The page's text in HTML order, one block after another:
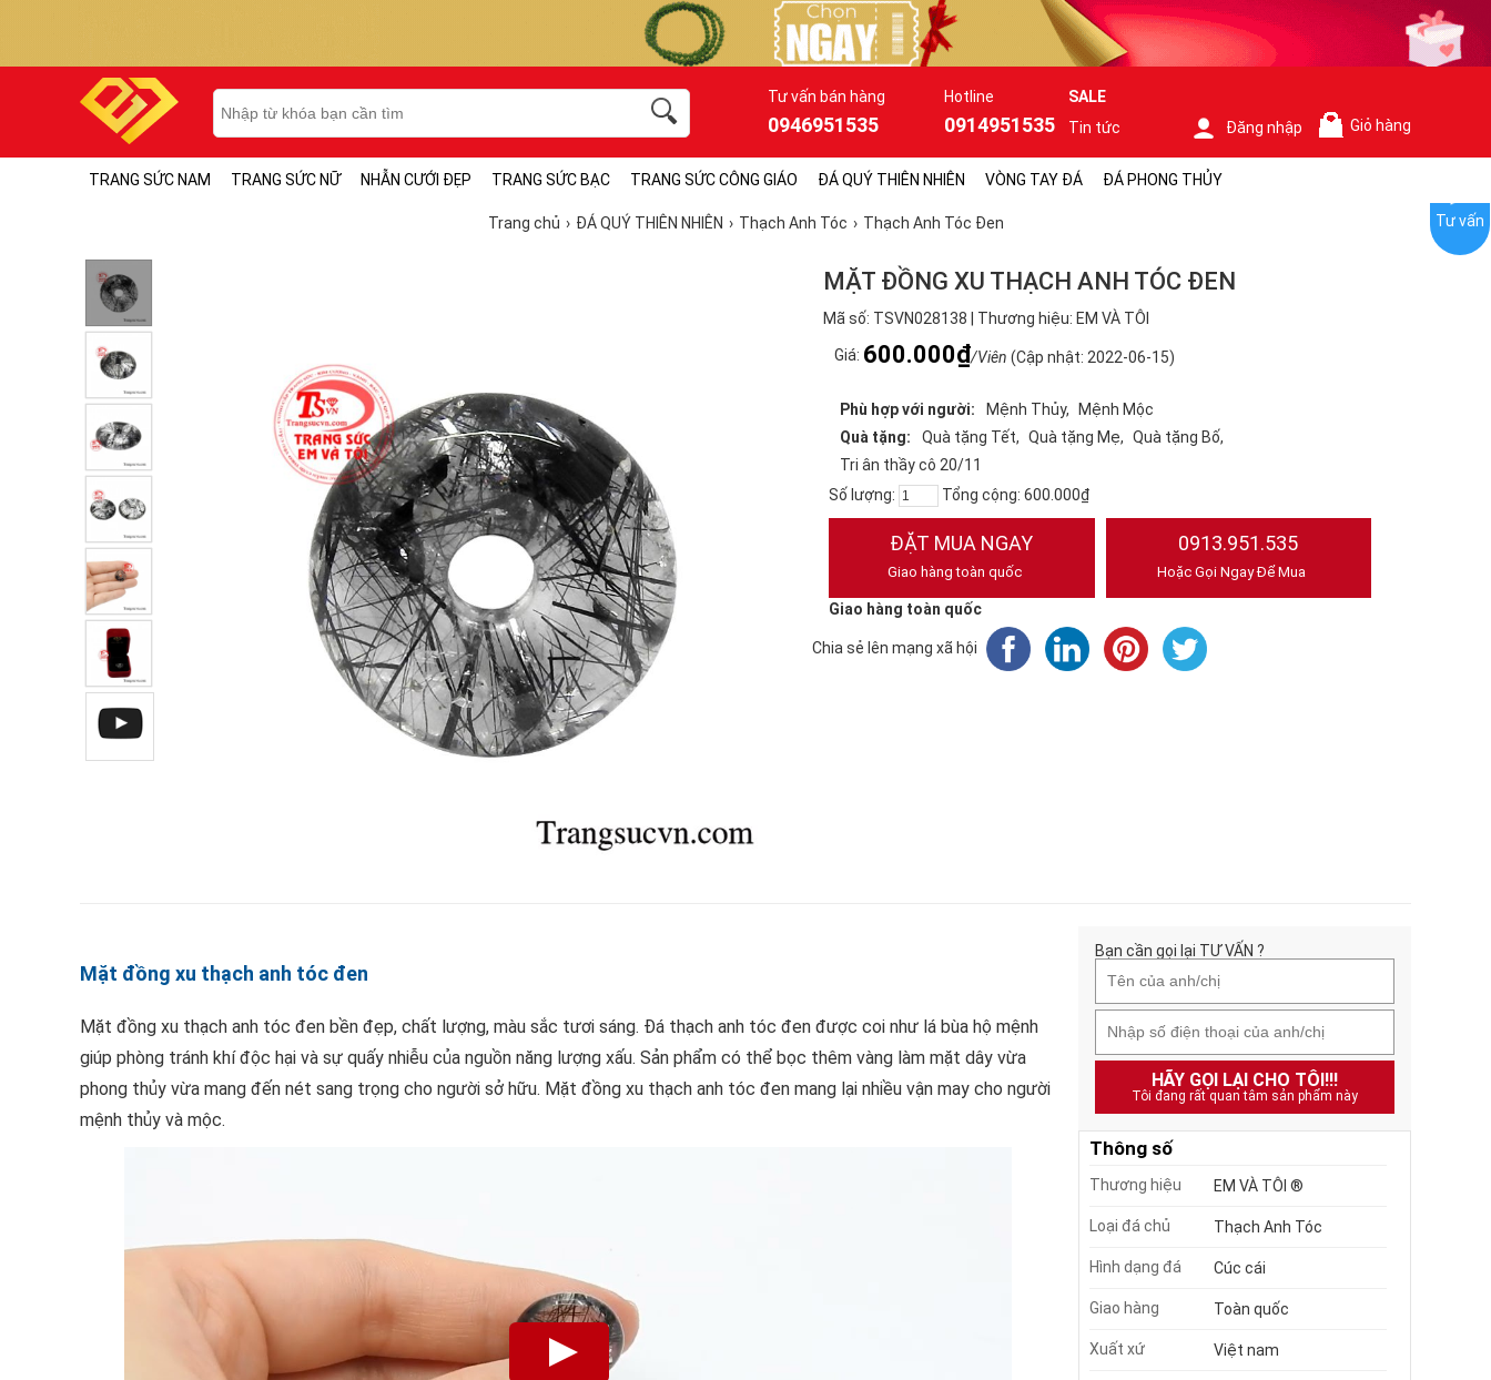
Tư vấn bán hàng
0946951535
Hotline
0914951535
SALE
Tin tức
Đăng nhập Giỏ hàng
TRANG SỨC NAM TRANG SỨC NỮ NHẪN CƯỚI ĐẸP TRANG SỨC BẠC TRANG SỨC CÔNG GIÁO ĐÁ QUÝ THIÊN NHIÊN VÒNG TAY ĐÁ ĐÁ PHONG THỦY
Trang chủ ĐÁ QUÝ THIÊN NHIÊN Thạch Anh Tóc Thạch Anh Tóc Đen
MẶT ĐỒNG XU THẠCH ANH TÓC ĐEN
Mã số: TSVN028138 | Thương hiệu: EM VÀ TÔI
Giá: 600.000₫/Viên (Cập nhật: 2022-06-15)
Phù hợp với người: Mệnh Thủy
Mệnh Mộc
Quà tặng:
Quà tặng Tết Quà tặng Mẹ
Quà tặng Bố
Tri ân thầy cô 20/11
Số lượng:
Tổng cộng: 600.000₫
ĐẶT MUA NGAY
Giao hàng toàn quốc
0913.951.535
Hoặc Gọi Ngay Để Mua
Giao hàng toàn quốc
Chia sẻ lên mạng xã hội
Mặt đồng xu thạch anh tóc đen
Mặt đồng xu thạch anh tóc đen bền đẹp, chất lượng, màu sắc tươi sáng. Đá thạch anh tóc đen được coi như lá bùa hộ mệnh
giúp phòng tránh khí độc hại và sự quấy nhiễu của nguồn năng lượng xấu. Sản phẩm có thể bọc thêm vàng làm mặt dây vừa
phong thủy vừa mang đến nét sang trọng cho người sở hữu. Mặt đồng xu thạch anh tóc đen mang lại nhiều vận may cho người
mệnh thủy và mộc.
Bạn cần gọi lại TƯ VẤN ?
HÃY GỌI LẠI CHO TÔI!!!
Tôi đang rất quan tâm sản phẩm này
Thông số
Thương hiệu EM VÀ TÔI ®
Loại đá chủ Thạch Anh Tóc
Hình dạng đá Cúc cái
Giao hàng Toàn quốc
Xuất xứ Việt nam
Tư vấn